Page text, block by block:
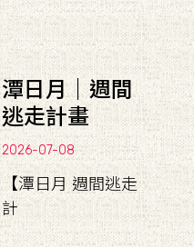
潭日月｜週間
逃走計畫
2026-07-08
【潭日月 週間逃走
計